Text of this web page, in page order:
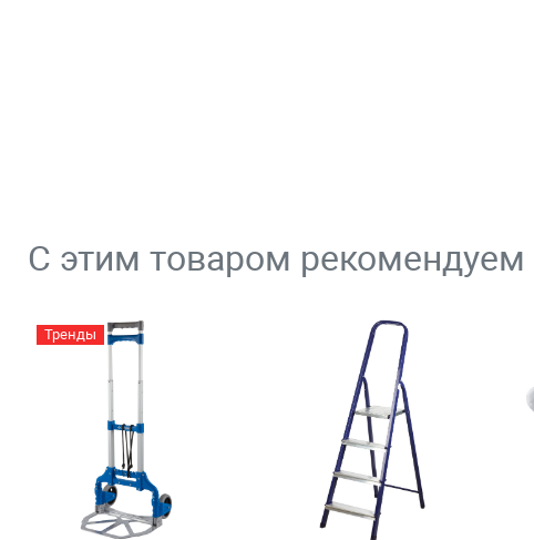
С этим товаром рекомендуем
Тренды